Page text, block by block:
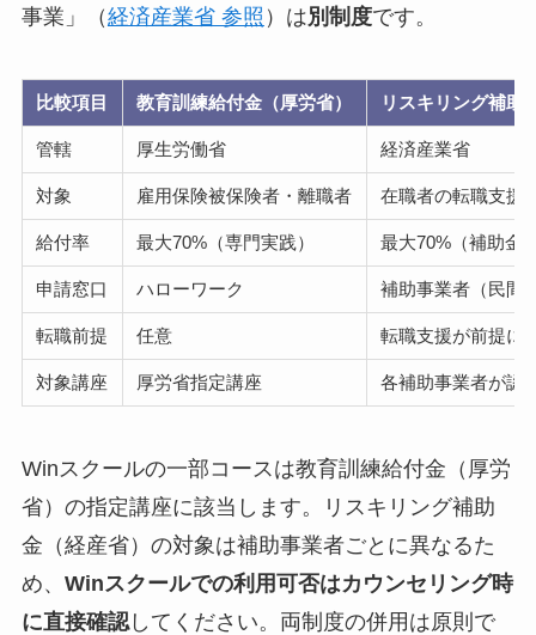
事業」（経済産業省 参照 ）は別制度です。
比較項目 教育訓練給付金（厚労省） リスキリング補助
管轄 厚生労働省 経済産業省
対象 雇用保険被保険者・離職者 在職者の転職支援
給付率 最大70%（専門実践） 最大70%（補助金
申請窓口 ハローワーク 補助事業者（民間
転職前提 任意 転職支援が前提に
対象講座 厚労省指定講座 各補助事業者が認
Winスクールの一部コースは教育訓練給付金（厚労
省）の指定講座に該当します。リスキリング補助
金（経産省）の対象は補助事業者ごとに異なるた
め、 Winスクールでの利用可否はカウンセリング時
に直接確認してください。両制度の併用は原則で